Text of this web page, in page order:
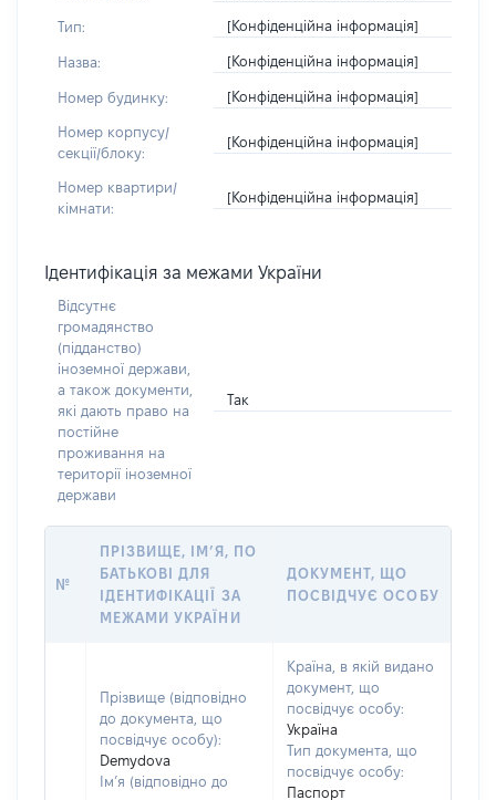
Тип: [Конфіденційна інформація]
Назва: [Конфіденційна інформація]
Номер будинку: [Конфіденційна інформація]
Номер корпусу/
секції/блоку:
[Конфіденційна інформація]
Номер квартири/
кімнати:
[Конфіденційна інформація]
Ідентифікація за межами України
Відсутнє
громадянство
(підданство)
іноземної держави,
а також документи,
які дають право на
постійне
проживання на
території іноземної
держави
Так
№
ПРІЗВИЩЕ, ІМ’Я, ПО
БАТЬКОВІ ДЛЯ
ІДЕНТИФІКАЦІЇ ЗА
МЕЖАМИ УКРАЇНИ
ДОКУМЕНТ, ЩО
ПОСВІДЧУЄ ОСОБУ
Прізвище (відповідно
до документа, що
посвідчує особу):
Demydova
Ім’я (відповідно до
Країна, в якій видано
документ, що
посвідчує особу:
Україна
Тип документа, що
посвідчує особу:
Паспорт